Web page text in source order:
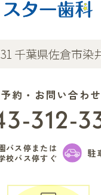
千葉県佐倉市染
約・お問い合わせ
312-
バス停または
校バス停すぐ
駐